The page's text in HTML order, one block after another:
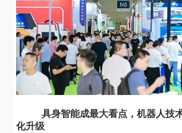
具身智能成最大看点，机器人技
化升级